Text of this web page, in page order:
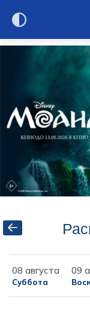
Сегодня в
О кинотеатре
Контакты
Акции и
08 августа
Суббота
09